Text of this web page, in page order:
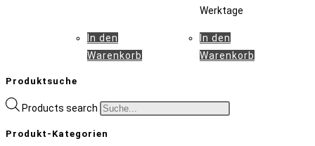
In den
Warenkorb
Werktage
In den
Warenkorb
Produktsuche
Products search
Produkt-Kategorien